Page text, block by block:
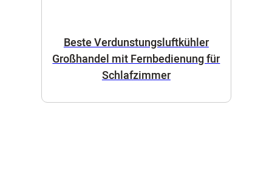
Beste Verdunstungsluftkühler
Großhandel mit Fernbedienung für
Schlafzimmer